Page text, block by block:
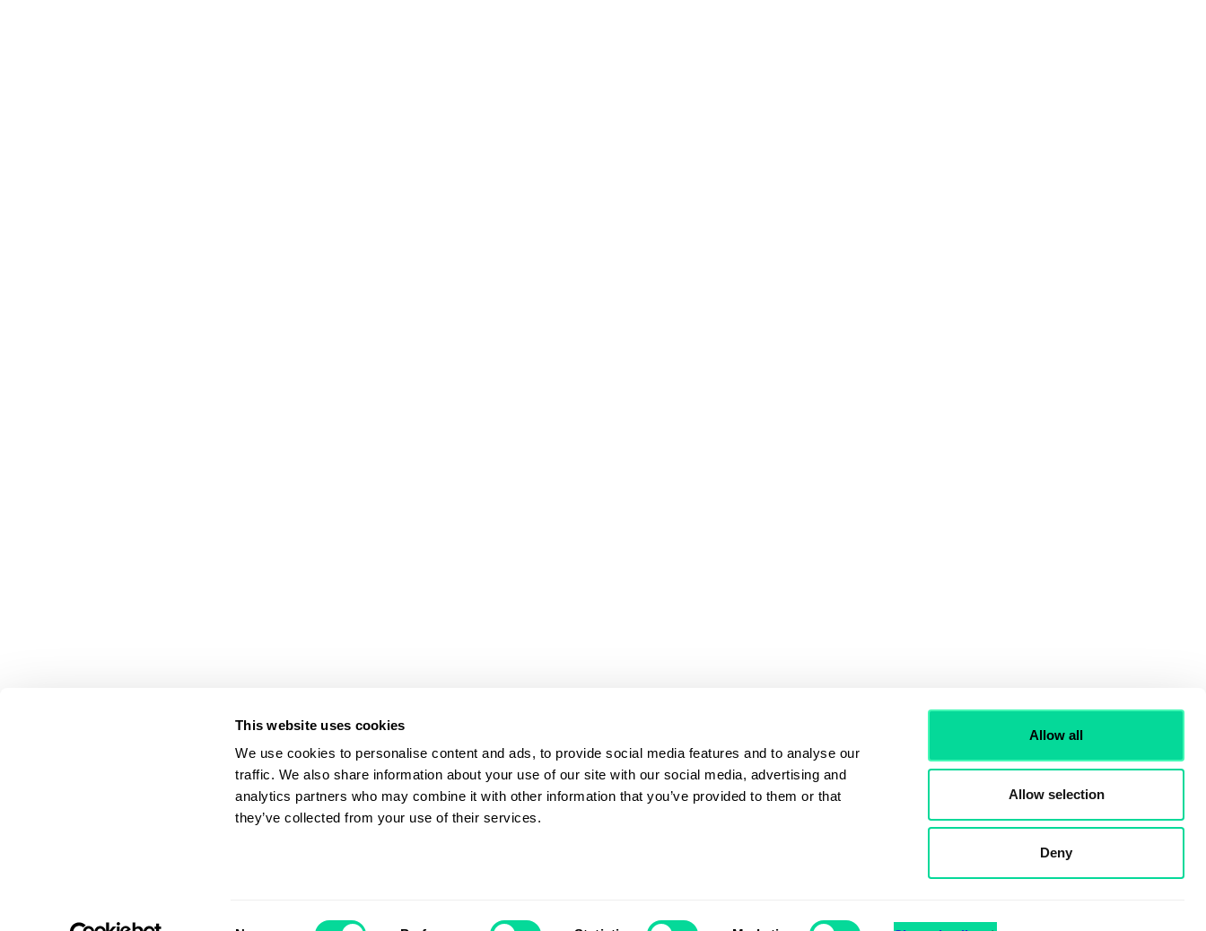
This website uses cookies
We use cookies to personalise content and ads, to provide social media features and to analyse our
traffic. We also share information about your use of our site with our social media, advertising and
analytics partners who may combine it with other information that you’ve provided to them or that
they’ve collected from your use of their services.
Allow all
Allow selection
Deny